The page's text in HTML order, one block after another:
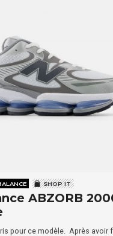
SHOP IT
ABZORB
pour ce modèle. Après avoir